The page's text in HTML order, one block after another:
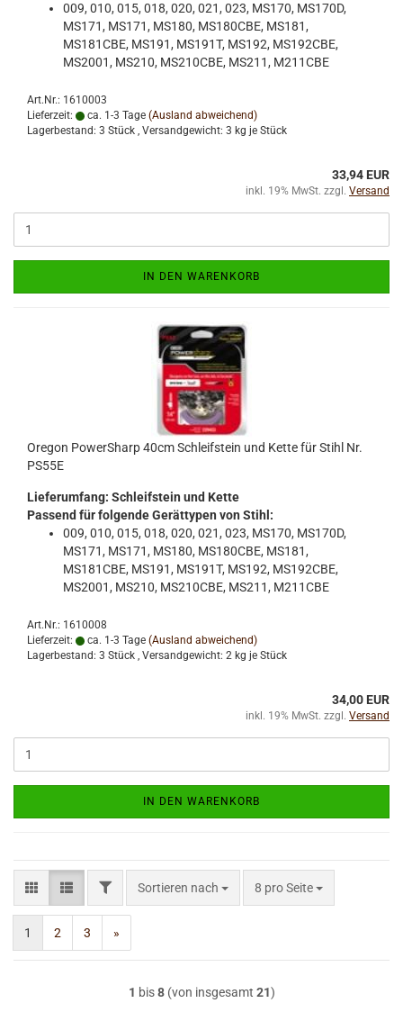
009, 010, 015, 018, 020, 021, 023, MS170, MS170D,
MS171, MS171, MS180, MS180CBE, MS181,
MS181CBE, MS191, MS191T, MS192, MS192CBE,
MS2001, MS210, MS210CBE, MS211, M211CBE
Art.Nr.: 1610003
Lieferzeit:
ca. 1-3 Tage (Ausland abweichend)
Lagerbestand: 3 Stück , Versandgewicht: 3 kg je Stück
33,94 EUR
inkl. 19% MwSt. zzgl. Versand
IN DEN WARENKORB
Oregon PowerSharp 40cm Schleifstein und Kette für Stihl Nr.
PS55E
Lieferumfang: Schleifstein und Kette
Passend für folgende Gerättypen von Stihl:
009, 010, 015, 018, 020, 021, 023, MS170, MS170D,
MS171, MS171, MS180, MS180CBE, MS181,
MS181CBE, MS191, MS191T, MS192, MS192CBE,
MS2001, MS210, MS210CBE, MS211, M211CBE
Art.Nr.: 1610008
Lieferzeit:
ca. 1-3 Tage (Ausland abweichend)
Lagerbestand: 3 Stück , Versandgewicht: 2 kg je Stück
34,00 EUR
inkl. 19% MwSt. zzgl. Versand
IN DEN WARENKORB
FILTERSortieren nach
Sortieren nach 8 pro Seite
pro Seite
1 2 3 »
1 bis8(von insgesamt 21)